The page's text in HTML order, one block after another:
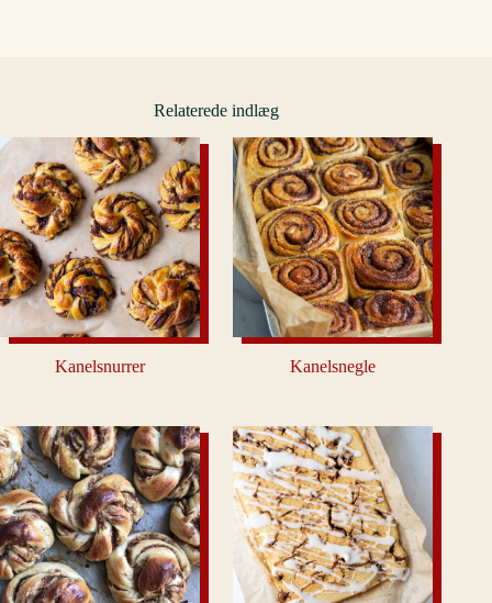
Relaterede indlæg
Kanelsnurrer Kanelsnegle